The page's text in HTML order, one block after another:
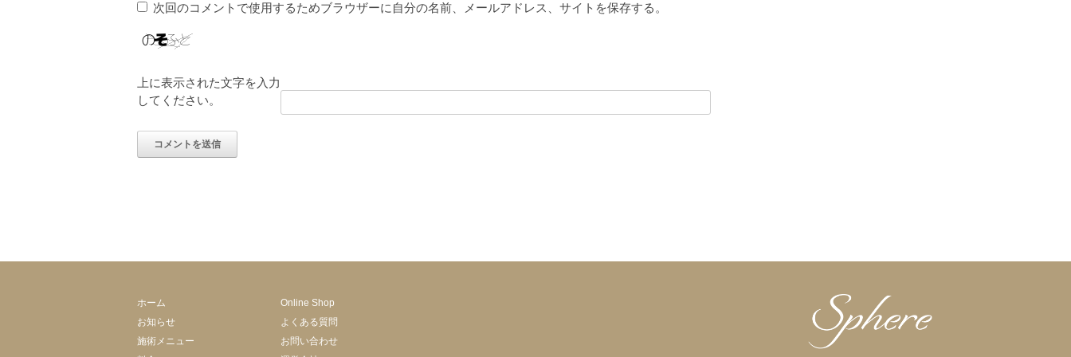
次回のコメントで使用するためブラウザーに自分の名前、メールアドレス、サイトを保存する。
上に表示された文字を入力
してください。
ホーム
お知らせ
施術メニュー
Online Shop
よくある質問
お問い合わせ